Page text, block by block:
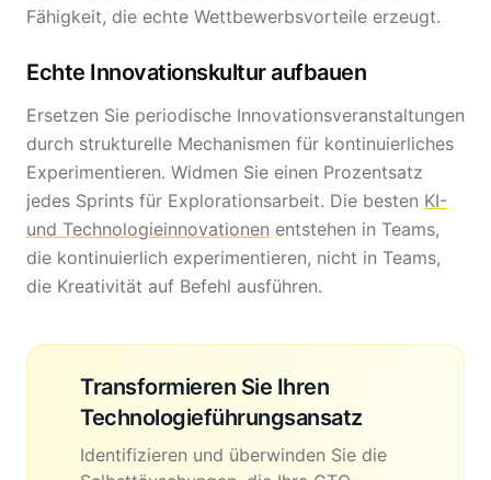
Fähigkeit, die echte Wettbewerbsvorteile erzeugt.
Echte Innovationskultur aufbauen
Ersetzen Sie periodische Innovationsveranstaltungen
durch strukturelle Mechanismen für kontinuierliches
Experimentieren. Widmen Sie einen Prozentsatz
jedes Sprints für Explorationsarbeit. Die besten KI-
und Technologieinnovationen entstehen in Teams,
die kontinuierlich experimentieren, nicht in Teams,
die Kreativität auf Befehl ausführen.
Transformieren Sie Ihren
Technologieführungsansatz
Identifizieren und überwinden Sie die